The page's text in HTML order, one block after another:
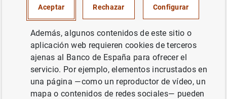
reservas mínimas de cada entidad se establecen para
períodos de seis semanas denominados períodos de
mantenimiento. El nivel de reservas se calcula en función
del balance de la entidad antes del inicio del período de
mantenimiento, aplicando un porcentaje (conocido como
coeficiente de caja o coeficiente de reservas) sobre
determinadas partidas del balance (denominadas base
de reservas).
Aceptar Rechazar Configurar
Además, algunos contenidos de este sitio o
aplicación web requieren cookies de terceros
ajenas al Banco de España para ofrecer el
servicio. Por ejemplo, elementos incrustados en
una página —como un reproductor de vídeo, un
mapa o contenidos de redes sociales— pueden